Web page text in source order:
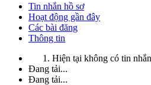
Tin nhắn hồ sơ
Hoạt động gần đây
Các bài đăng
Thông tin
Hiện tại không có tin
Đang tải...
Đang tải...